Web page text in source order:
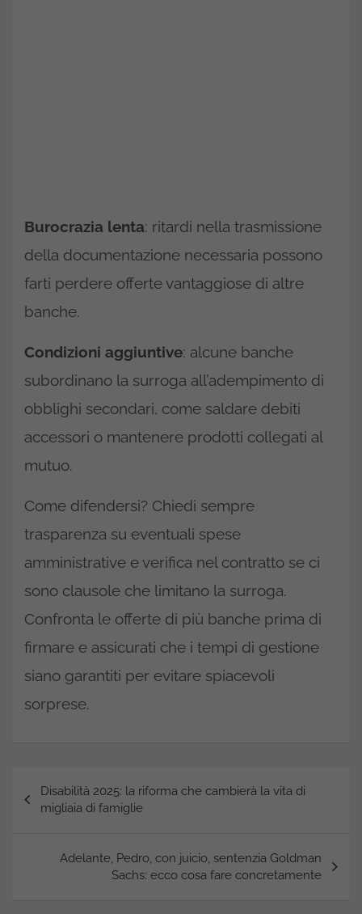
Burocrazia lenta: ritardi nella trasmissione
della documentazione necessaria possono
farti perdere offerte vantaggiose di altre
banche.
Condizioni aggiuntive: alcune banche
subordinano la surroga all’adempimento di
obblighi secondari, come saldare debiti
accessori o mantenere prodotti collegati al
mutuo.
Come difendersi? Chiedi sempre
trasparenza su eventuali spese
amministrative e verifica nel contratto se ci
sono clausole che limitano la surroga.
Confronta le offerte di più banche prima di
firmare e assicurati che i tempi di gestione
siano garantiti per evitare spiacevoli
sorprese.
Navigazione
articoli
Disabilità 2025: la riforma che cambierà la vita di
migliaia di famiglie
Adelante, Pedro, con juicio, sentenzia Goldman
Sachs: ecco cosa fare concretamente